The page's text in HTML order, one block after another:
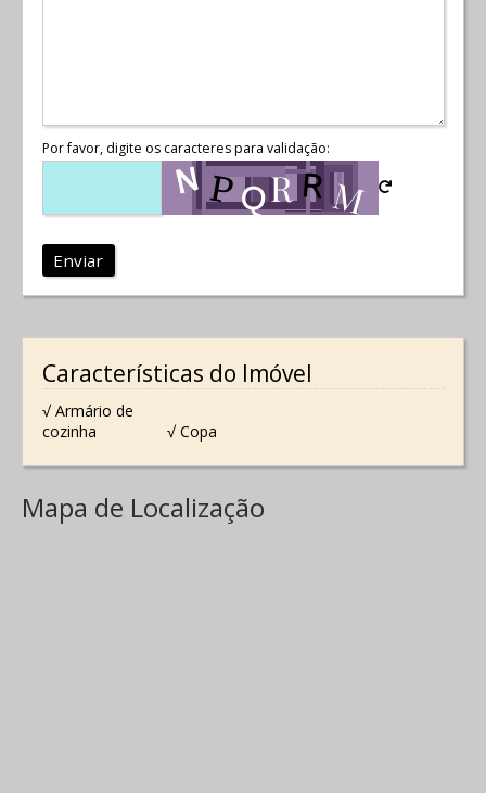
Por favor, digite os caracteres para validação:
Enviar
Características do Imóvel
√ Armário de
cozinha
√ Copa
Mapa de Localização